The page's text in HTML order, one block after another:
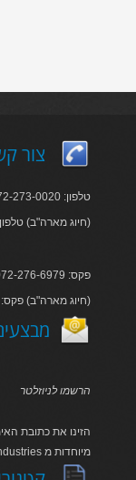
צור
טלפון: 072-273-0020
+972 (0) 72-273-0020 :חיוג מארה"ב) טלפון)
פקס: 072-276-6979
+972 (0) 72-276-6979 :חיוג מארה"ב) פקס)
הרשמו לניוזלטר
הזינו את כתובת
AFC Industries מיוחדות מ